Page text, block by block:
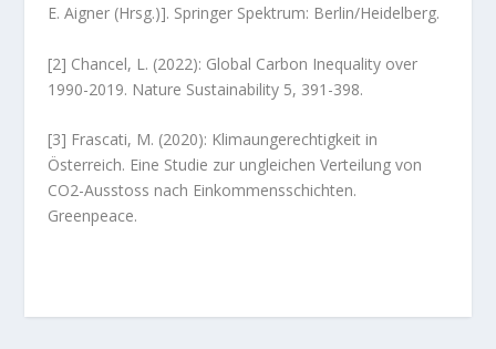
E. Aigner (Hrsg.)]. Springer Spektrum: Berlin/Heidelberg.
[2] Chancel, L. (2022): Global Carbon Inequality over
1990-2019. Nature Sustainability 5, 391-398.
[3] Frascati, M. (2020): Klimaungerechtigkeit in
Österreich. Eine Studie zur ungleichen Verteilung von
CO2-Ausstoss nach Einkommensschichten.
Greenpeace.